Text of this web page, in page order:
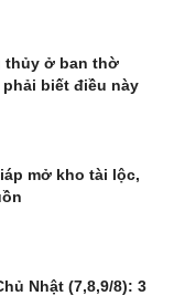
thủy ở ban thờ
biết điều này
mở kho tài lộc,
Nhật (7,8,9/8): 3